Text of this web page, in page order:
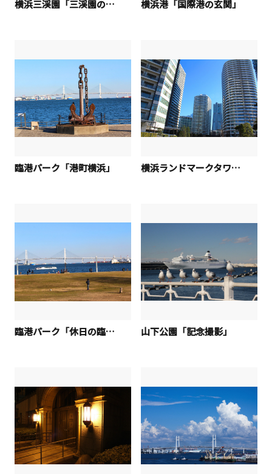
横浜三渓園「三渓園の桜ライトアップ」 横浜港「国際港の玄関」
臨港パーク「港町横浜」 横浜ランドマークタワー「高層マンションと横浜ランドマークタワー」
臨港パーク「休日の臨港パーク」 山下公園「記念撮影」